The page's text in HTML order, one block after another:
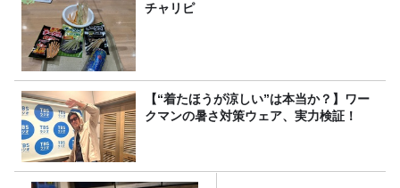
チャリピ
【“着たほうが涼しい”は本当か？】ワー
クマンの暑さ対策ウェア、実力検証！